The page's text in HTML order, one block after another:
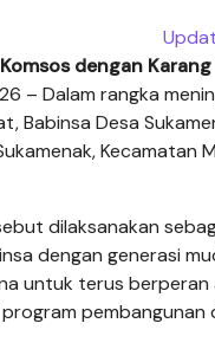
dengan
– Dalam rangka
Babinsa Desa
Kecamatan
dilaksanakan
dengan generasi
untuk terus
pembangunan